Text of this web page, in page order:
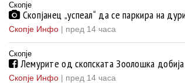
Скопје
Скопјанец „успеал“ да се паркира на
Скопје Инфо | пред 14 часа
Скопје
Лемурите од скопската Зоолошка
Скопје Инфо | пред 14 часа